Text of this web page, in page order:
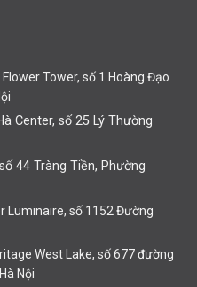
Tower, số 1 Hoàng Đạo
Center, số 25 Lý Thường
44 Tràng Tiền, Phường
Luminaire, số 1152 Đường
West Lake, số 677 đường
Nội